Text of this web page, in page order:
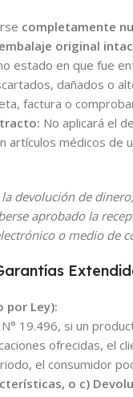
completamente
embalaje original
estado en que fue
dañados o
factura o
No aplicará el
artículos médicos
devolución de
aprobado la
o medio de
por Ley):
19.496, si un
ofrecidas, el
el consumidor
o c)